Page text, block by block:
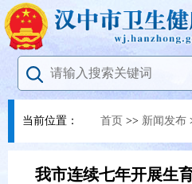
当前位置： 首页 >> 新闻发布
我市连续七年开展生